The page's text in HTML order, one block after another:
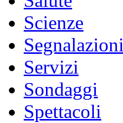
Scienze
Segnalazioni
Servizi
Sondaggi
Spettacoli